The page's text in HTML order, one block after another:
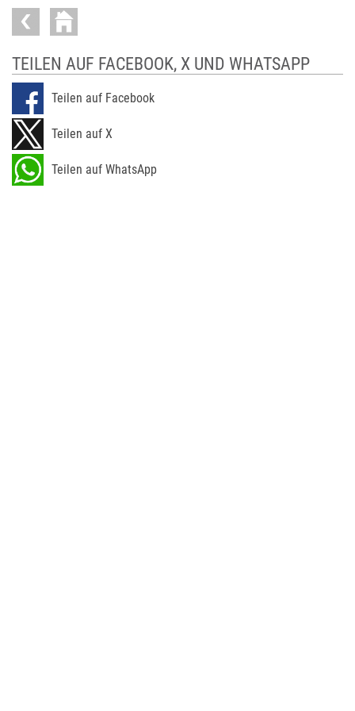
TEILEN AUF FACEBOOK, X UND WHATSAPP
Teilen auf Facebook
Teilen auf X
Teilen auf WhatsApp